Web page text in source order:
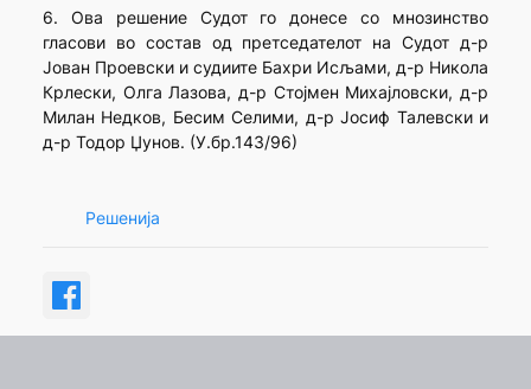
6. Ова решение Судот го донесе со мнозинство
гласови во состав од претседателот на Судот д-р
Јован Проевски и судиите Бахри Исљами, д-р Никола
Крлески, Олга Лазова, д-р Стојмен Михајловски, д-р
Милан Недков, Бесим Селими, д-р Јосиф Талевски и
д-р Тодор Џунов. (У.бр.143/96)
Решенија